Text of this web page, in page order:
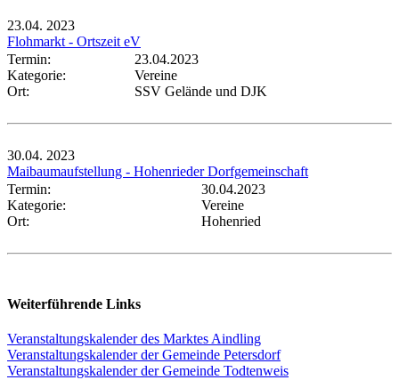
23.04. 2023
Flohmarkt - Ortszeit eV
Termin:
23.04.2023
Kategorie:
Vereine
Ort:
SSV Gelände und DJK
30.04. 2023
Maibaumaufstellung - Hohenrieder Dorfgemeinschaft
Termin:
30.04.2023
Kategorie:
Vereine
Ort:
Hohenried
Weiterführende Links
Veranstaltungskalender des Marktes Aindling
Veranstaltungskalender der Gemeinde Petersdorf
Veranstaltungskalender der Gemeinde Todtenweis